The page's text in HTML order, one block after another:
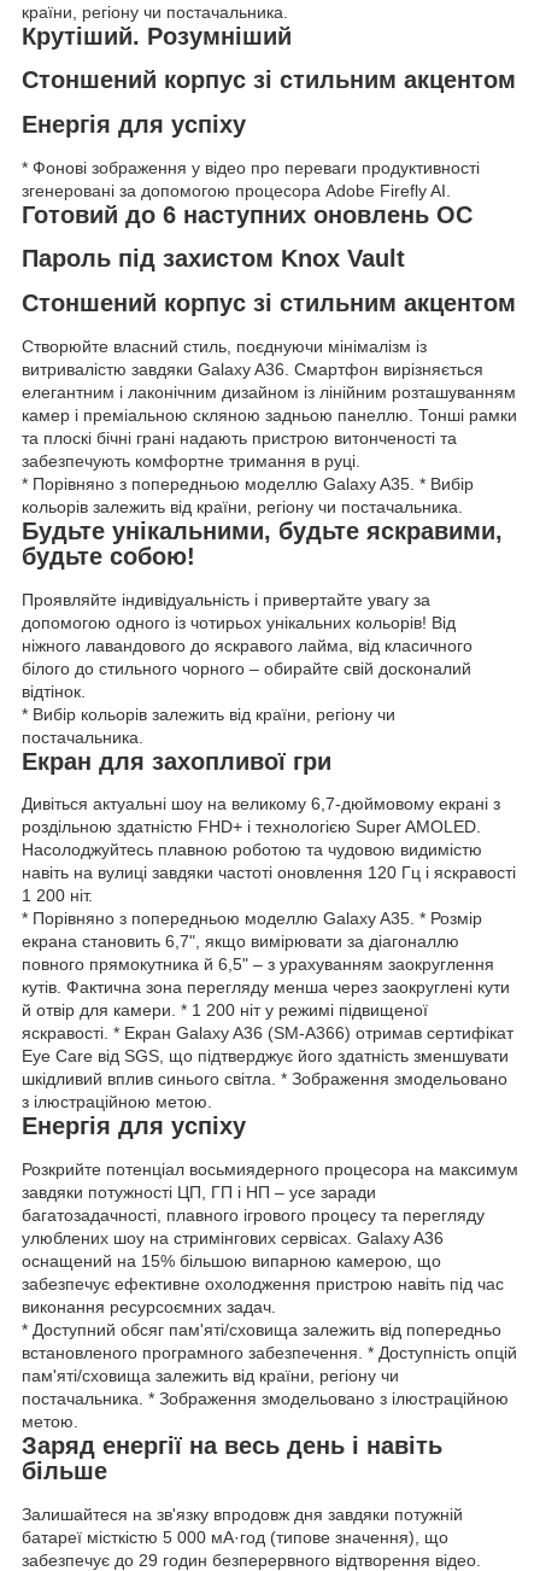
країни, регіону чи постачальника.
Крутіший. Розумніший
Стоншений корпус зі стильним акцентом
Енергія для успіху
* Фонові зображення у відео про переваги продуктивності
згенеровані за допомогою процесора Adobe Firefly AI.
Готовий до 6 наступних оновлень ОС
Пароль під захистом Knox Vault
Стоншений корпус зі стильним акцентом
Створюйте власний стиль, поєднуючи мінімалізм із
витривалістю завдяки Galaxy A36. Смартфон вирізняється
елегантним і лаконічним дизайном із лінійним розташуванням
камер і преміальною скляною задньою панеллю. Тонші рамки
та плоскі бічні грані надають пристрою витонченості та
забезпечують комфортне тримання в руці.
* Порівняно з попередньою моделлю Galaxy A35. * Вибір
кольорів залежить від країни, регіону чи постачальника.
Будьте унікальними, будьте яскравими,
будьте собою!
Проявляйте індивідуальність і привертайте увагу за
допомогою одного із чотирьох унікальних кольорів! Від
ніжного лавандового до яскравого лайма, від класичного
білого до стильного чорного – обирайте свій досконалий
відтінок.
* Вибір кольорів залежить від країни, регіону чи
постачальника.
Екран для захопливої гри
Дивіться актуальні шоу на великому 6,7-дюймовому екрані з
роздільною здатністю FHD+ і технологією Super AMOLED.
Насолоджуйтесь плавною роботою та чудовою видимістю
навіть на вулиці завдяки частоті оновлення 120 Гц і яскравості
1 200 ніт.
* Порівняно з попередньою моделлю Galaxy A35. * Розмір
екрана становить 6,7", якщо вимірювати за діагоналлю
повного прямокутника й 6,5" – з урахуванням заокруглення
кутів. Фактична зона перегляду менша через заокруглені кути
й отвір для камери. * 1 200 ніт у режимі підвищеної
яскравості. * Екран Galaxy A36 (SM-A366) отримав сертифікат
Eye Care від SGS, що підтверджує його здатність зменшувати
шкідливий вплив синього світла. * Зображення змодельовано
з ілюстраційною метою.
Енергія для успіху
Розкрийте потенціал восьмиядерного процесора на максимум
завдяки потужності ЦП, ГП і НП – усе заради
багатозадачності, плавного ігрового процесу та перегляду
улюблених шоу на стримінгових сервісах. Galaxy A36
оснащений на 15% більшою випарною камерою, що
забезпечує ефективне охолодження пристрою навіть під час
виконання ресурсоємних задач.
* Доступний обсяг пам'яті/сховища залежить від попередньо
встановленого програмного забезпечення. * Доступність опцій
пам'яті/сховища залежить від країни, регіону чи
постачальника. * Зображення змодельовано з ілюстраційною
метою.
Заряд енергії на весь день і навіть
більше
Залишайтеся на зв'язку впродовж дня завдяки потужній
батареї місткістю 5 000 мА·год (типове значення), що
забезпечує до 29 годин безперервного відтворення відео.